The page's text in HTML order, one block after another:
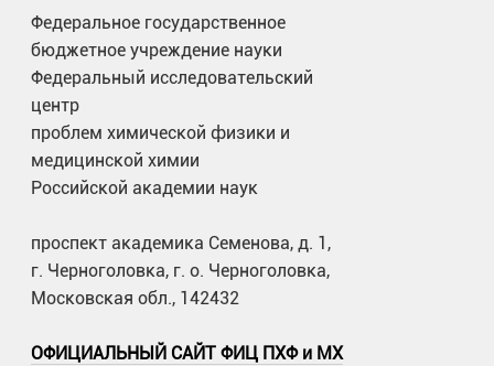
Федеральное государственное
бюджетное учреждение науки
Федеральный исследовательский
центр
проблем химической физики и
медицинской химии
Российской академии наук
проспект академика Семенова, д. 1,
г. Черноголовка, г. о. Черноголовка,
Московская обл., 142432
ОФИЦИАЛЬНЫЙ САЙТ ФИЦ ПХФ и МХ